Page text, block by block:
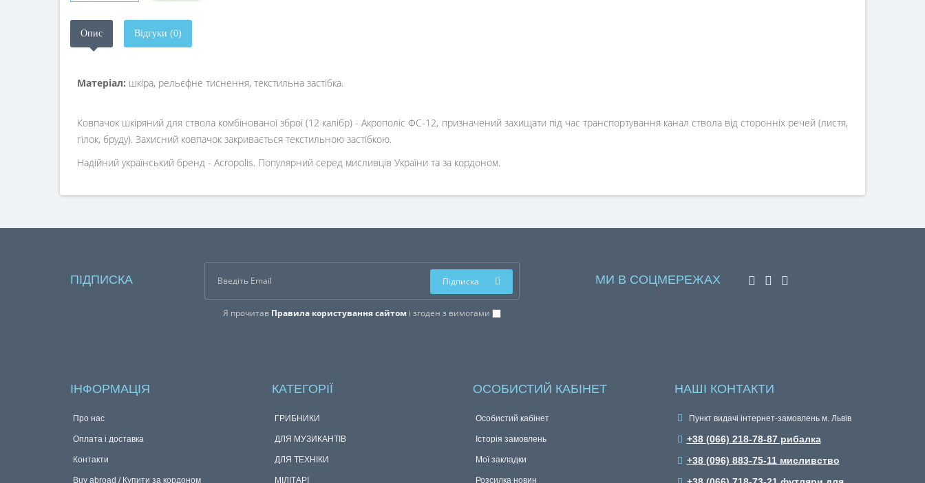
Опис Відгуки (0)
Матеріал: шкіра, рельєфне тиснення, текстильна застібка.
Ковпачок шкіряний для ствола комбінованої зброї (12 калібр) - Акрополіс ФС-12, призначений захищати під час транспортування канал ствола від сторонніх речей (листя,
гілок, бруду). Захисний ковпачок закривається текстильною застібкою.
Надійний український бренд - Acropolis. Популярний серед мисливців України та за кордоном.
ПІДПИСКА
Я прочитав Правила користування сайтомі згоден з вимогами
Підписка МИ В СОЦМЕРЕЖАХ
ІНФОРМАЦІЯ
Про нас
Оплата і доставка
Контакти
Buy abroad / Купити за кордоном
КАТЕГОРІЇ
ГРИБНИКИ
ДЛЯ МУЗИКАНТІВ
ДЛЯ ТЕХНІКИ
МІЛІТАРІ
ОСОБИСТИЙ КАБІНЕТ
Особистий кабінет
Історія замовлень
Мої закладки
Розсилка новин
НАШІ КОНТАКТИ
Пункт видачі інтернет-замовлень м. Львів
+38 (066) 218-78-87 рибалка
+38 (096) 883-75-11 мисливство